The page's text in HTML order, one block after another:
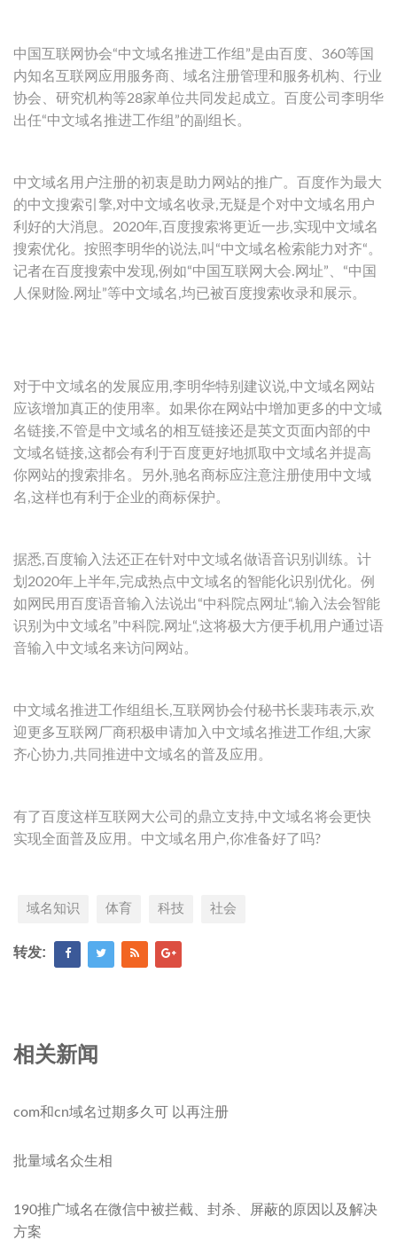
中国互联网协会“中文域名推进工作组”是由百度、360等国
内知名互联网应用服务商、域名注册管理和服务机构、行业
协会、研究机构等28家单位共同发起成立。百度公司李明华
出任“中文域名推进工作组”的副组长。
中文域名用户注册的初衷是助力网站的推广。百度作为最大
的中文搜索引擎,对中文域名收录,无疑是个对中文域名用户
利好的大消息。2020年,百度搜索将更近一步,实现中文域名
搜索优化。按照李明华的说法,叫“中文域名检索能力对齐“。
记者在百度搜索中发现,例如“中国互联网大会.网址”、“中国
人保财险.网址”等中文域名,均已被百度搜索收录和展示。
对于中文域名的发展应用,李明华特别建议说,中文域名网站
应该增加真正的使用率。如果你在网站中增加更多的中文域
名链接,不管是中文域名的相互链接还是英文页面内部的中
文域名链接,这都会有利于百度更好地抓取中文域名并提高
你网站的搜索排名。另外,驰名商标应注意注册使用中文域
名,这样也有利于企业的商标保护。
据悉,百度输入法还正在针对中文域名做语音识别训练。计
划2020年上半年,完成热点中文域名的智能化识别优化。例
如网民用百度语音输入法说出“中科院点网址“,输入法会智能
识别为中文域名”中科院.网址“,这将极大方便手机用户通过语
音输入中文域名来访问网站。
中文域名推进工作组组长,互联网协会付秘书长裴玮表示,欢
迎更多互联网厂商积极申请加入中文域名推进工作组,大家
齐心协力,共同推进中文域名的普及应用。
有了百度这样互联网大公司的鼎立支持,中文域名将会更快
实现全面普及应用。中文域名用户,你准备好了吗?
域名知识 体育 科技 社会
转发:
相关新闻
com和cn域名过期多久可 以再注册
批量域名众生相
190推广域名在微信中被拦截、封杀、屏蔽的原因以及解决
方案